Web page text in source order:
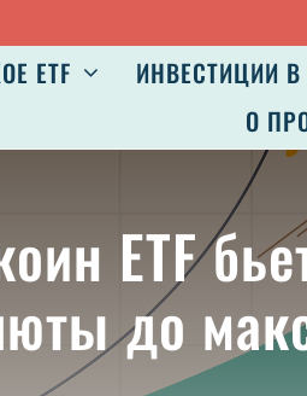
ETF ИНВЕСТИЦИИ В
О
ETF
до